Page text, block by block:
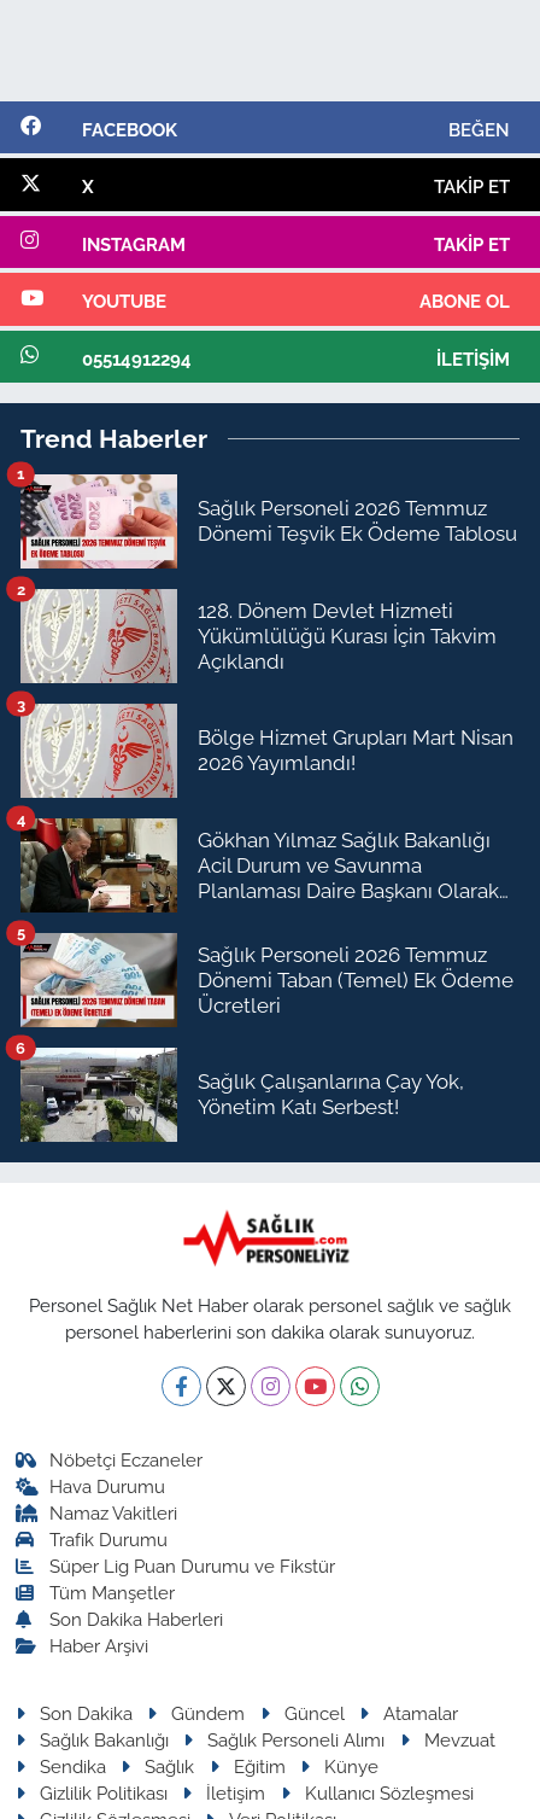
FACEBOOK BEĞEN
X TAKIP ET
INSTAGRAM TAKIP ET
YOUTUBE ABONE OL
05514912294 İLETIŞIM
Trend Haberler
Sağlık Personeli 2026 Temmuz
Dönemi Teşvik Ek Ödeme Tablosu
1
128. Dönem Devlet Hizmeti
Yükümlülüğü Kurası İçin Takvim
Açıklandı
2
Bölge Hizmet Grupları Mart Nisan
2026 Yayımlandı!
3
Gökhan Yılmaz Sağlık Bakanlığı
Acil Durum ve Savunma
Planlaması Daire Başkanı Olarak
4
Sağlık Personeli 2026 Temmuz
Dönemi Taban (Temel) Ek Ödeme
Ücretleri
5
Sağlık Çalışanlarına Çay Yok,
Yönetim Katı Serbest!
6
Personel Sağlık Net Haber olarak personel sağlık ve sağlık
personel haberlerini son dakika olarak sunuyoruz.
Nöbetçi Eczaneler
Hava Durumu
Namaz Vakitleri
Trafik Durumu
Süper Lig Puan Durumu ve Fikstür
Tüm Manşetler
Son Dakika Haberleri
Haber Arşivi
Son Dakika Gündem Güncel
Atamalar
Sağlık Bakanlığı
Sağlık Personeli Alımı
Mevzuat
Sendika
Sağlık Eğitim
Künye
Gizlilik Politikası
İletişim
Kullanıcı Sözleşmesi